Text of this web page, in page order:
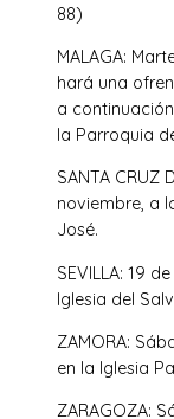
88)
MALAGA:
hará una
a
la Parroquia
SANTA CRUZ
noviembre, a
José.
SEVILLA: 19
Iglesia del
ZAMORA:
en la Iglesia
ZARAGOZA: